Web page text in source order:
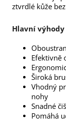
ztvrdlé kůže
Hlavní
Efektivně
Široká
Vhodný
nohy
Snadné
Pomáhá